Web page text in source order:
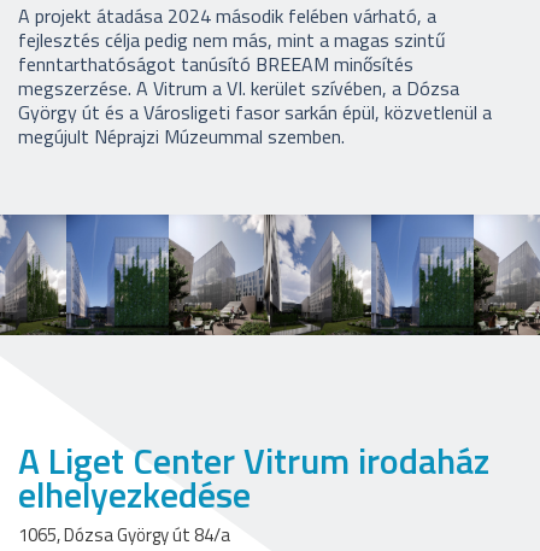
A projekt átadása 2024 második felében várható, a
fejlesztés célja pedig nem más, mint a magas szintű
fenntarthatóságot tanúsító BREEAM minősítés
megszerzése. A Vitrum a VI. kerület szívében, a Dózsa
György út és a Városligeti fasor sarkán épül, közvetlenül a
megújult Néprajzi Múzeummal szemben.
A Liget Center Vitrum irodaház
elhelyezkedése
1065, Dózsa György út 84/a